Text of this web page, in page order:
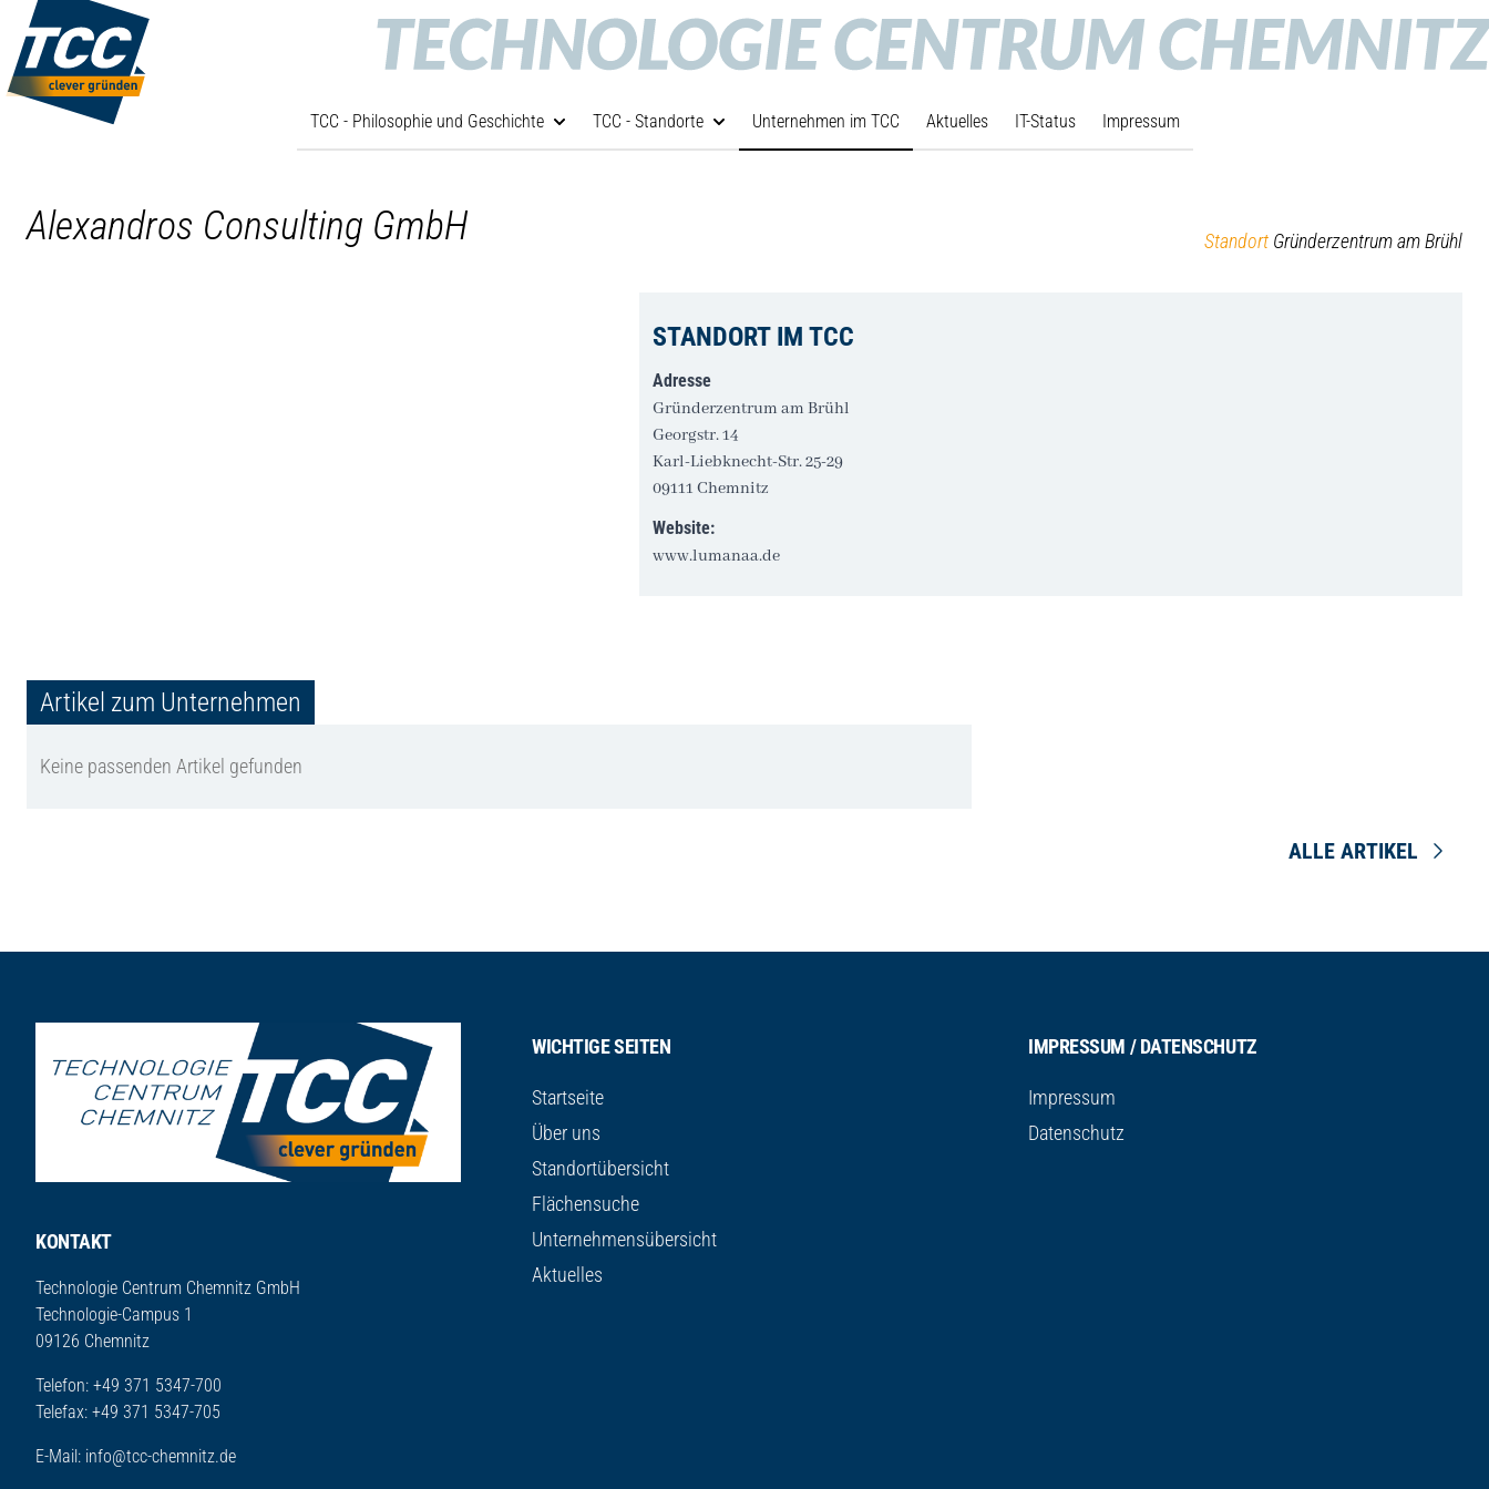
TCC - Philosophie und Geschichte TCC - Standorte Unternehmen im TCC Aktuelles IT-Status Impressum
Alexandros Consulting GmbH Standort Gründerzentrum am Brühl
STANDORT IM TCC
Adresse
Gründerzentrum am Brühl
Georgstr. 14
Karl-Liebknecht-Str. 25-29
09111 Chemnitz
Website:
www.lumanaa.de
Artikel zum Unternehmen
Keine passenden Artikel gefunden
ALLE ARTIKEL
KONTAKT
Technologie Centrum Chemnitz GmbH
Technologie-Campus 1
09126 Chemnitz
Telefon: +49 371 5347-700
Telefax: +49 371 5347-705
E-Mail: info@tcc-chemnitz.de
WICHTIGE SEITEN
Startseite
Über uns
Standortübersicht
Flächensuche
Unternehmensübersicht
Aktuelles
IMPRESSUM / DATENSCHUTZ
Impressum
Datenschutz